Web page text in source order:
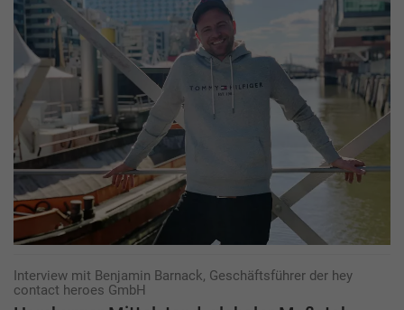
Interview mit Benjamin Barnack, Geschäftsführer der hey
contact heroes GmbH